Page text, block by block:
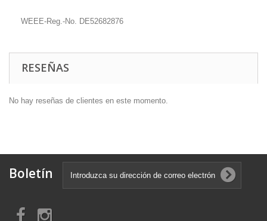
WEEE-Reg.-No. DE52682876
RESEÑAS
No hay reseñas de clientes en este momento.
Boletín